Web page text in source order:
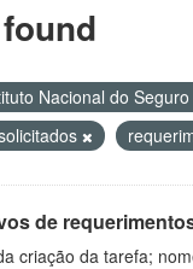
Nacional do
de
criação da tarefa;